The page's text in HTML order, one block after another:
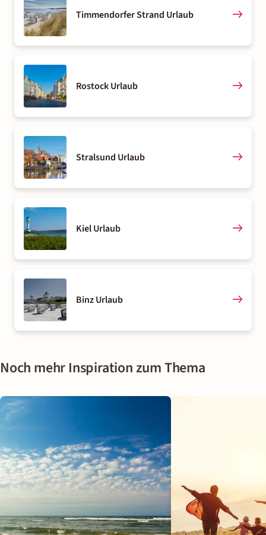
Timmendorfer Strand Urlaub
Rostock Urlaub
Stralsund Urlaub
Kiel Urlaub
Binz Urlaub
Noch mehr Inspiration zum Thema